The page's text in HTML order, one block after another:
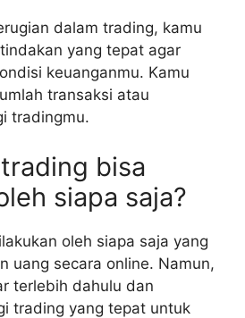
dalam trading, kamu
yang tepat agar
keuanganmu. Kamu
transaksi atau
tradingmu.
bisa
siapa saja?
oleh siapa saja yang
uang secara online. Namun,
terlebih dahulu dan
trading yang tepat untuk